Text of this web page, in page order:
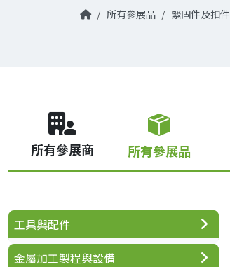
所有參展品 緊固件及扣件
所有參展商 所有參展品
工具與配件
金屬加工製程與設備